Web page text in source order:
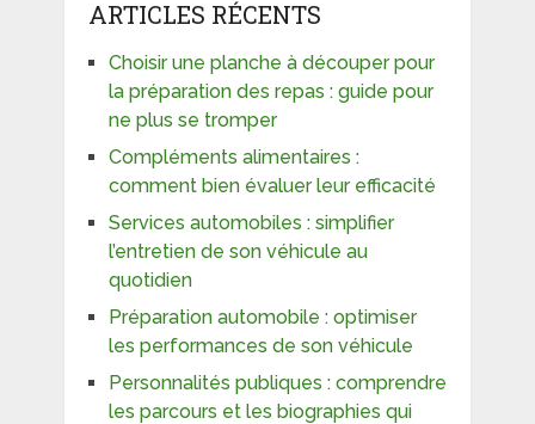
ARTICLES RÉCENTS
Choisir une planche à découper pour
la préparation des repas : guide pour
ne plus se tromper
Compléments alimentaires :
comment bien évaluer leur efficacité
Services automobiles : simplifier
l’entretien de son véhicule au
quotidien
Préparation automobile : optimiser
les performances de son véhicule
Personnalités publiques : comprendre
les parcours et les biographies qui